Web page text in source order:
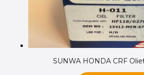
SUNWA HONDA CRF